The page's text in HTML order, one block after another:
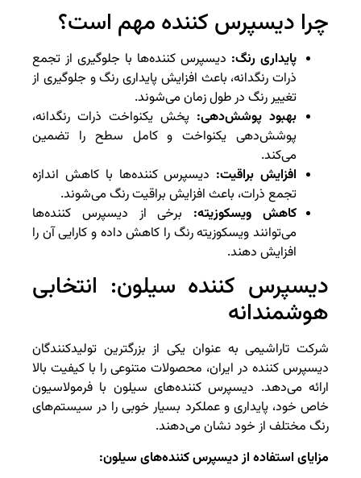
چرا دیسپرس کننده مهم است؟
پایداری رنگ: دیسپرس کننده‌ها با جلوگیری از تجمع
ذرات رنگدانه، باعث افزایش پایداری رنگ و جلوگیری از
تغییر رنگ در طول زمان می‌شوند.
بهبود پوشش‌دهی: پخش یکنواخت ذرات رنگدانه،
پوشش‌دهی یکنواخت و کامل سطح را تضمین
می‌کند.
افزایش براقیت: دیسپرس کننده‌ها با کاهش اندازه
تجمع ذرات، باعث افزایش براقیت رنگ می‌شوند.
کاهش ویسکوزیته: برخی از دیسپرس کننده‌ها
می‌توانند ویسکوزیته رنگ را کاهش داده و کارایی آن را
افزایش دهند.
دیسپرس کننده سیلون: انتخابی
هوشمندانه
شرکت تاراشیمی به عنوان یکی از بزرگترین تولیدکنندگان
دیسپرس کننده در ایران، محصولات متنوعی را با کیفیت بالا
ارائه می‌دهد. دیسپرس کننده‌های سیلون با فرمولاسیون
خاص خود، پایداری و عملکرد بسیار خوبی را در سیستم‌های
رنگ مختلف از خود نشان می‌دهند.
مزایای استفاده از دیسپرس کننده‌های سیلون: